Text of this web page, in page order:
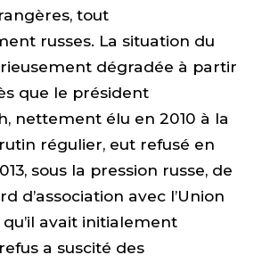
tout
russes. La situation du
dégradée à partir
que le président
nettement élu en 2010 à la
régulier, eut refusé en
sous la pression russe, de
d’association avec l’Union
avait initialement
a suscité des